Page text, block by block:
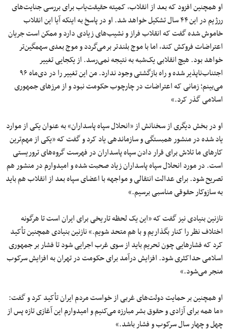
او همچنین افزود که بعد از انقلاب، کمیته حقیقت‌یاب برای بررسی جنایت‌های
ررژیم در این ۴۴ سال تشکیل خواهد شد. او در پاسخ به اینکه آیا این انقلاب
خاموش شده گفت که انقلاب فراز و نشیب‌های زیادی دارد و ممکن است جریان
اعتراضات فروکش کند، اما با موج بلندتر برمی‌گردد و موج بعدی سهمگین‌تر
خواهد بود. هیچ انقلابی یک‌شبه به نتیجه نمی‌رسد. از یکجایی تغییر
اجتناب‌ناپذیر شده و راه بازگشتی وجود ندارد. من این تغییر را در دی‌ماه ۹۶
می‌بینم؛ زمانی که اعتراضات در چارچوب حکومت نبود و از مرزهای جمهوری
اسلامی گذر کرد.»
او در بخش دیگری از سخنانش از «انحلال سپاه پاسداران» به عنوان یکی از موارد
یاد شده در منشور همبستگی و سازماندهی یاد کرد و گفت که «یکی از مهم‌ترین
کارهای ما تلاش برای قرار دادن سپاه پاسداران در فهرست گروه‌های تروریستی
است. در مورد انحلال سپاه پاسداران زیاد صحبت شده و امیدوارم در منشور هم
تصریح شود. برای عدالت انتقالی و مواجهه با اعضای سپاه بعد از انقلاب هم باید
به سازوکار حقوقی مناسبی برسیم.»
نازنین بنیادی نیز گفت که «این یک لحظه تاریخی برای ایران است تا هرگونه
اختلاف نظر را کنار بگذاریم و با هم متحد شویم.» نازنین بنیادی همچنین تأکید
کرد که فشارهایی چون تحریم باید از سوی غرب اجرایی شود تا فشار بر جمهوری
اسلامی حداکثری شود. افزایش درآمد برای حکومت در تهران به افزایش سرکوب
منجر می‌شود.»
او همچنین بر حمایت دولت‌های غربی از خواست مردم ایران تأکید کرد و گفت:
«ما همه برای آزادی و حقوق بشر مبارزه می‌کنیم و امیدوارم این آغازی تازه پس از
چهل و چهار سال سرکوب و فشار باشد.»